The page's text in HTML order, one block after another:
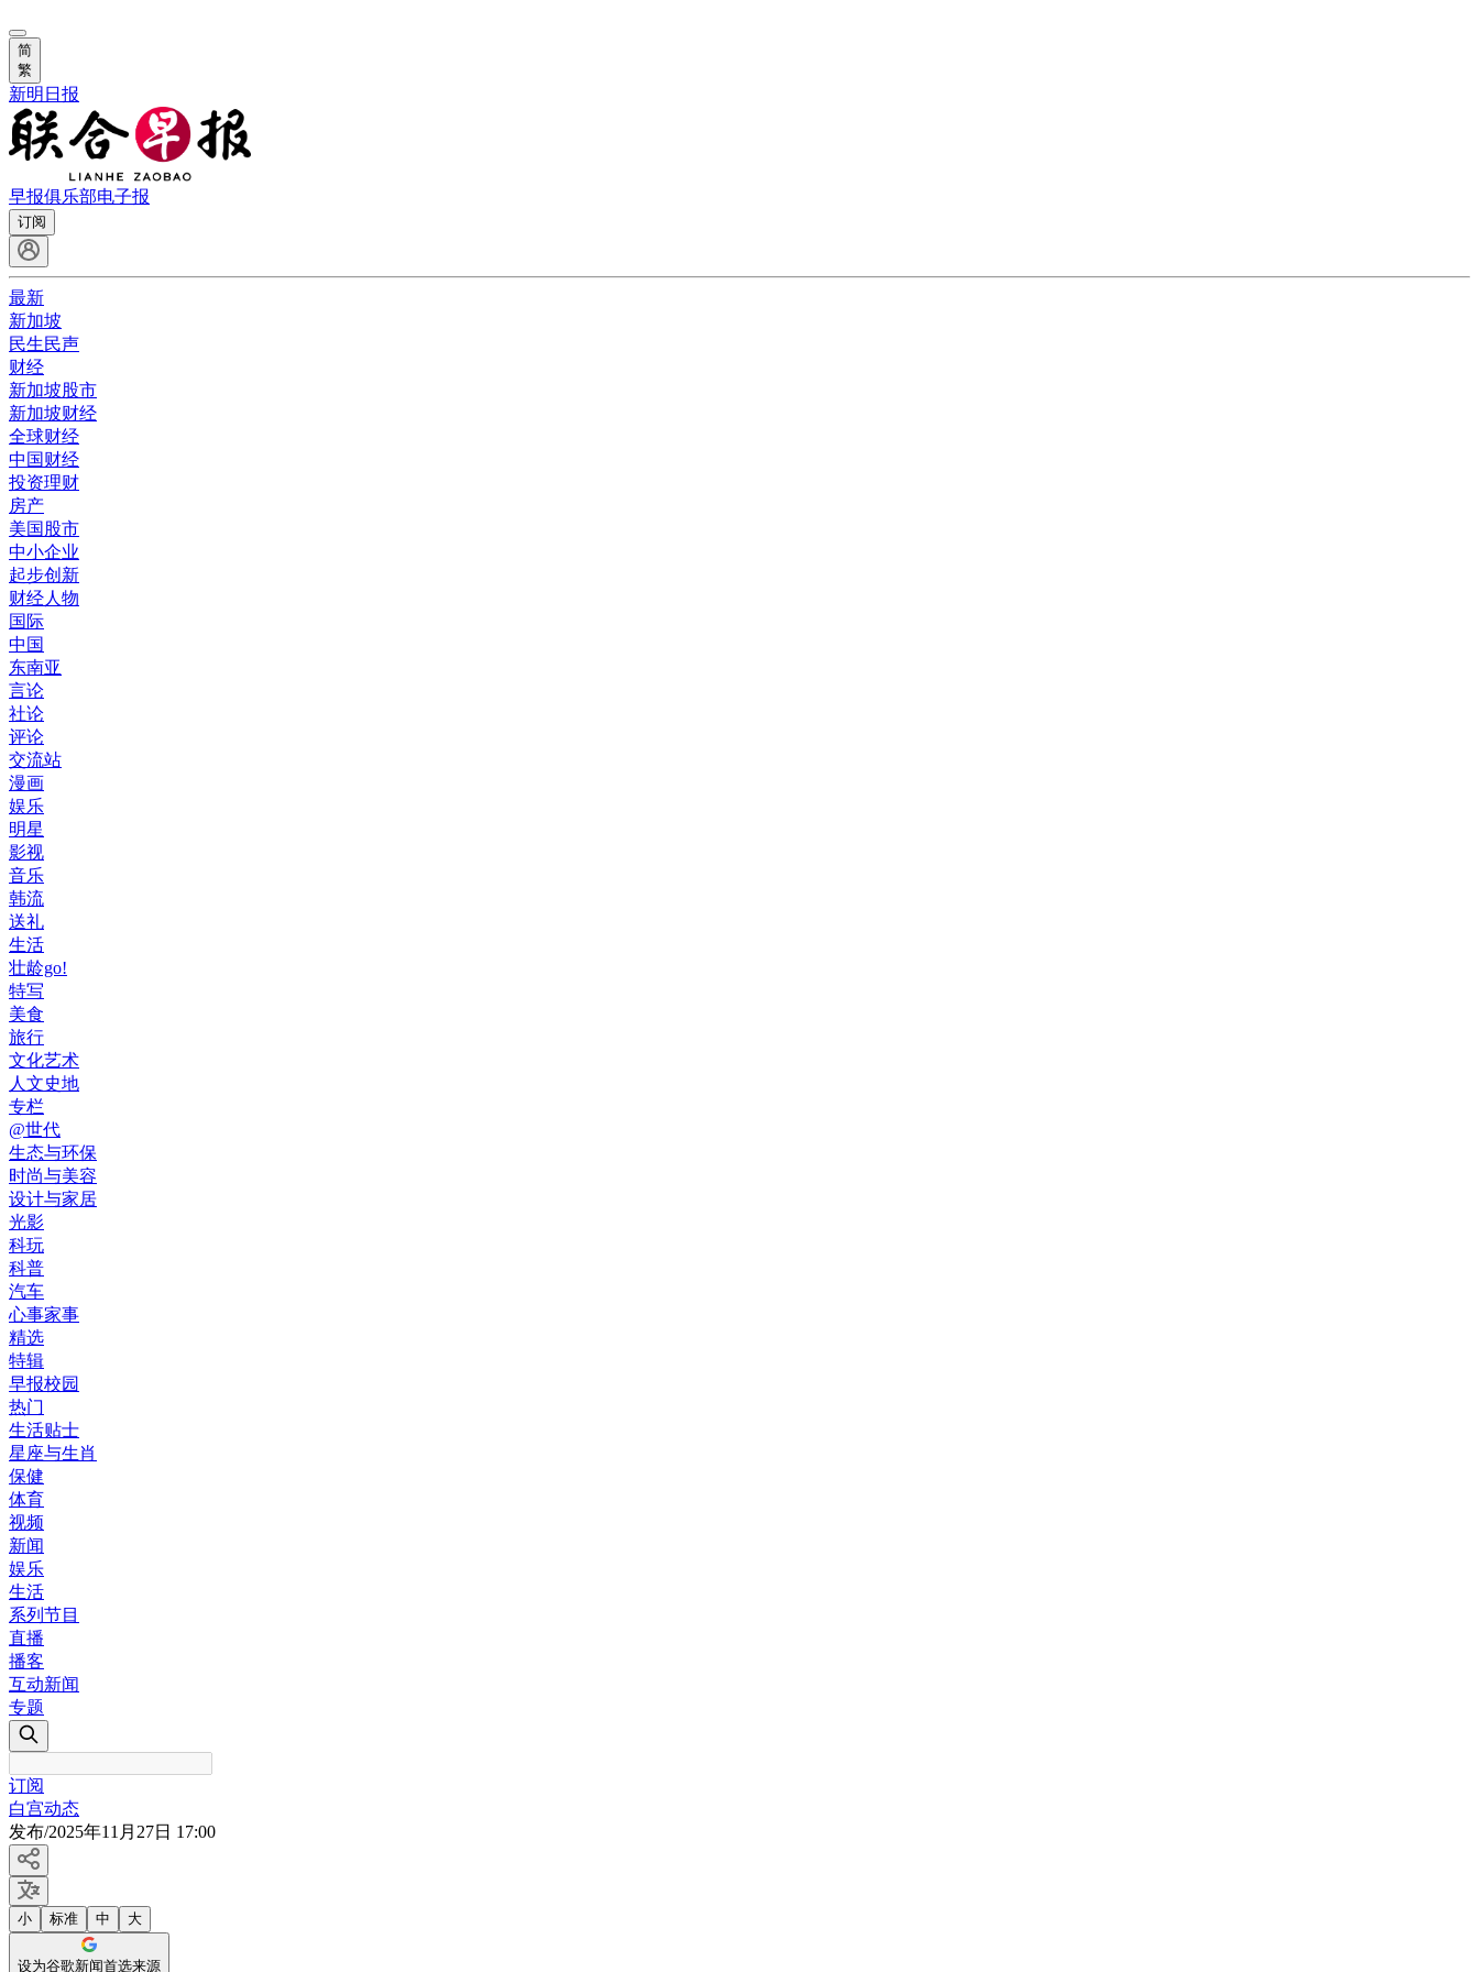
简
繁
新明日报
早报俱乐部电子报
订阅
最新
新加坡
民生民声
财经
新加坡股市
新加坡财经
全球财经
中国财经
投资理财
房产
美国股市
中小企业
起步创新
财经人物
国际
中国
东南亚
言论
社论
评论
交流站
漫画
娱乐
明星
影视
音乐
韩流
送礼
生活
壮龄go!
特写
美食
旅行
文化艺术
人文史地
专栏
@世代
生态与环保
时尚与美容
设计与家居
光影
科玩
科普
汽车
心事家事
精选
特辑
早报校园
热门
生活贴士
星座与生肖
保健
体育
视频
新闻
娱乐
生活
系列节目
直播
播客
互动新闻
专题
订阅
白宫动态
发布/2025年11月27日 17:00
小 标准 中 大
设为谷歌新闻首选来源